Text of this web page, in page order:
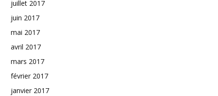
juillet 2017
juin 2017
mai 2017
avril 2017
mars 2017
février 2017
janvier 2017